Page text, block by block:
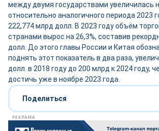
между двумя государствами увеличилась
относительно аналогичного периода 2023
222,774 млрд долл. В 2023 году объём
странами вырос на 26,3%, составив
долл. До этого главы России и Китая
поднять этот показатель в два раза,
долл. в 2018 году до 200 млрд к 2024 году,
достичь уже в ноябре 2023 года.
Поделиться
РЕКЛАМА